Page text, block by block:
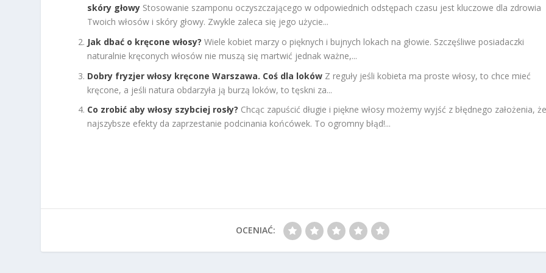
skóry głowy Stosowanie szamponu oczyszczającego w odpowiednich odstępach czasu jest kluczowe dla zdrowia
Twoich włosów i skóry głowy. Zwykle zaleca się jego użycie...
Jak dbać o kręcone włosy? Wiele kobiet marzy o pięknych i bujnych lokach na głowie. Szczęśliwe posiadaczki
naturalnie kręconych włosów nie muszą się martwić jednak ważne,...
Dobry fryzjer włosy kręcone Warszawa. Coś dla loków Z reguły jeśli kobieta ma proste włosy, to chce mieć
kręcone, a jeśli natura obdarzyła ją burzą loków, to tęskni za...
Co zrobić aby włosy szybciej rosły? Chcąc zapuścić długie i piękne włosy możemy wyjść z błędnego założenia,
najszybsze efekty da zaprzestanie podcinania końcówek. To ogromny błąd!...
OCENIAĆ: